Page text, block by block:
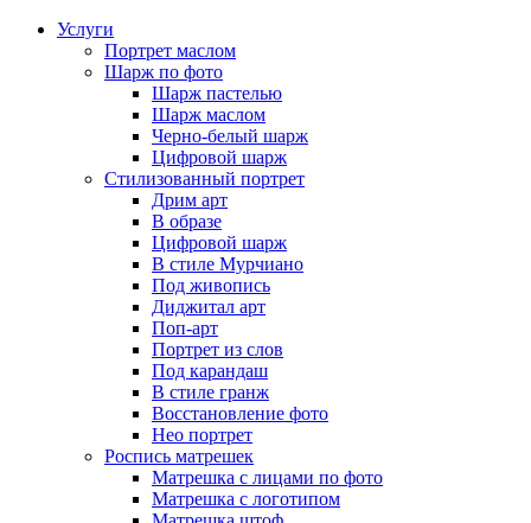
Услуги
Портрет маслом
Шарж по фото
Шарж пастелью
Шарж маслом
Черно-белый шарж
Цифровой шарж
Стилизованный портрет
Дрим арт
В образе
Цифровой шарж
В стиле Мурчиано
Под живопись
Диджитал арт
Поп-арт
Портрет из слов
Под карандаш
В стиле гранж
Восстановление фото
Нео портрет
Роспись матрешек
Матрешка с лицами по фото
Матрешка с логотипом